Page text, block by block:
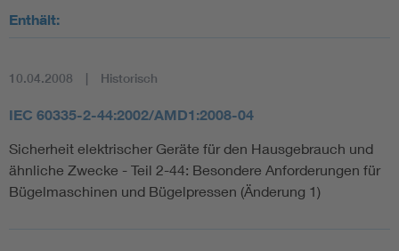
Enthält:
10.04.2008 Historisch
IEC 60335-2-44:2002/AMD1:2008-04
Sicherheit elektrischer Geräte für den Hausgebrauch und
ähnliche Zwecke - Teil 2-44: Besondere Anforderungen für
Bügelmaschinen und Bügelpressen (Änderung 1)